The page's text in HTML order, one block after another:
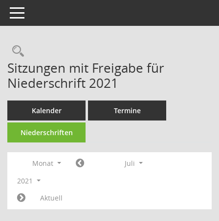
Toggle navigation
Rechercheauswahl
Sitzungen mit Freigabe für
Niederschrift 2021
Kalender Termine
Niederschriften
Monat
Juli
2021
Aktuell